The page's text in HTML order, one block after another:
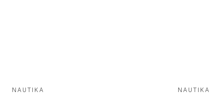
NAUTIKA NAUTIKA